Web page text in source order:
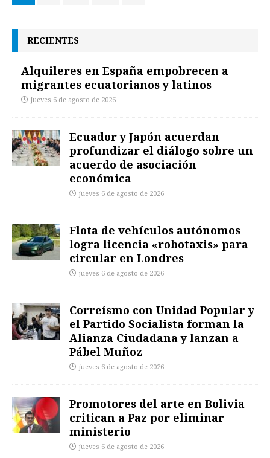
RECIENTES
Alquileres en España empobrecen a
migrantes ecuatorianos y latinos
jueves 6 de agosto de 2026
Ecuador y Japón acuerdan
profundizar el diálogo sobre un
acuerdo de asociación
económica
jueves 6 de agosto de 2026
Flota de vehículos autónomos
logra licencia «robotaxis» para
circular en Londres
jueves 6 de agosto de 2026
Correísmo con Unidad Popular y
el Partido Socialista forman la
Alianza Ciudadana y lanzan a
Pábel Muñoz
jueves 6 de agosto de 2026
Promotores del arte en Bolivia
critican a Paz por eliminar
ministerio
jueves 6 de agosto de 2026